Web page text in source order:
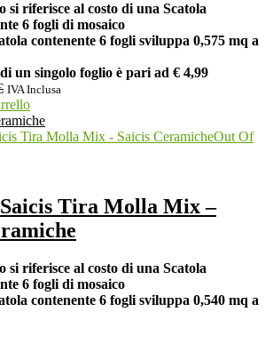
si riferisce al costo di una Scatola
6 fogli di mosaico
contenente 6 fogli sviluppa 0,575 mq a
un singolo foglio è pari ad € 4,99
IVA Inclusa
Out Of
Tira Molla Mix –
si riferisce al costo di una Scatola
6 fogli di mosaico
contenente 6 fogli sviluppa 0,540 mq a